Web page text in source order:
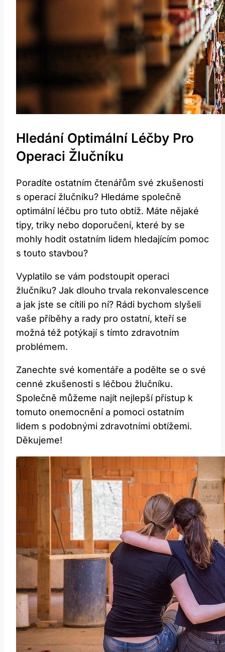
Hledání Optimální Léčby Pro
Operaci ⁢žlučníku
Poradíte ostatním ‌čtenářům své zkušenosti
s operací žlučníku? Hledáme společně
⁤optimální léčbu pro tuto obtíž. Máte ⁤nějaké‍
tipy, triky nebo doporučení, které⁤ by se⁤
mohly hodit ‍ostatním ⁢lidem hledajícím pomoc⁤
s touto stavbou?
Vyplatilo se vám podstoupit operaci
žlučníku? Jak dlouho trvala rekonvalescence⁢
a​ jak jste ⁢se cítili po ‌ní? Rádi ⁤bychom slyšeli
vaše⁢ příběhy a rady pro ostatní, kteří se
možná též potýkají s​ tímto zdravotním
problémem.
Zanechte‌ své⁢ komentáře a ⁤podělte se o ⁢své
cenné zkušenosti s léčbou žlučníku.
Společně ​můžeme ⁣najít ‌nejlepší​ přístup k
tomuto onemocnění a pomoci ostatním
lidem⁢ s podobnými zdravotními obtížemi.
Děkujeme!